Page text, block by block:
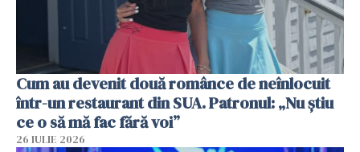
Cum au devenit două românce de neînlocuit
într-un restaurant din SUA. Patronul: „Nu știu
ce o să mă fac fără voi”
26 IULIE 2026